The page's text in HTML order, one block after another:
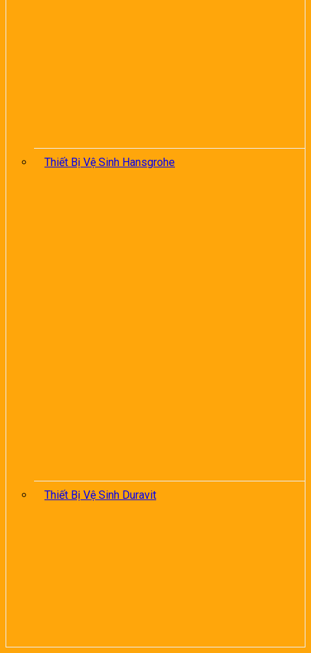
Thiết Bị Vệ Sinh Hansgrohe
Thiết Bị Vệ Sinh Duravit